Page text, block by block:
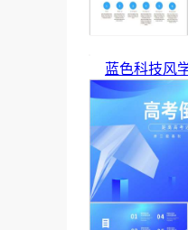
蓝色科技风